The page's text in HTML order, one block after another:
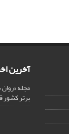
آخرین
مجله
برتر کشور